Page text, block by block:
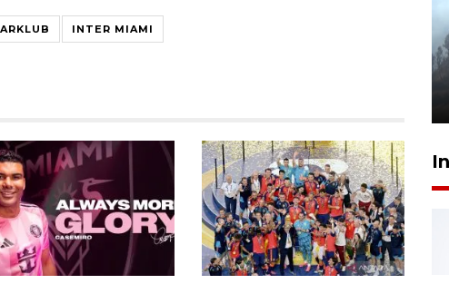
INTER MIAMIBPBD Jatim kerahkan "Drone